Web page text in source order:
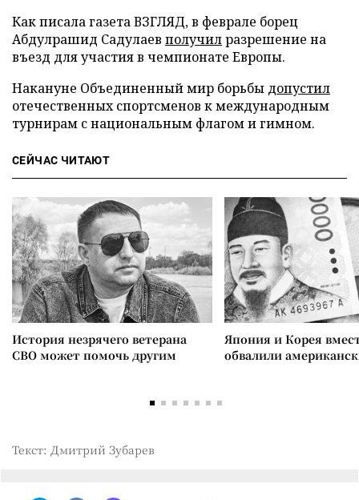
Как писала газета ВЗГЛЯД, в феврале борец
Абдулрашид Садулаев получилразрешение на
въезд для участия в чемпионате Европы.
Накануне Объединенный мир борьбы допустил
отечественных спортсменов к международным
турнирам с национальным флагом и гимном.
СЕЙЧАС ЧИТАЮТ
История незрячего ветерана
СВО может помочь другим
Япония и Корея
обвалили
Текст: Дмитрий Зубарев